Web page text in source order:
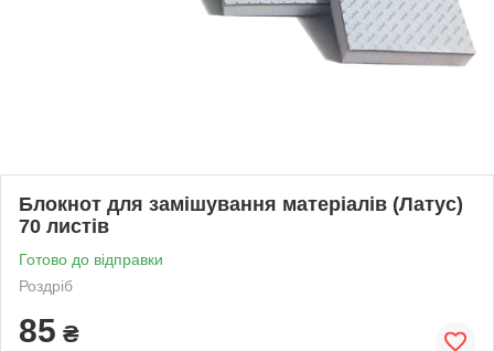
Блокнот для замішування матеріалів (Латус)
70 листів
Готово до відправки
Роздріб
85 ₴